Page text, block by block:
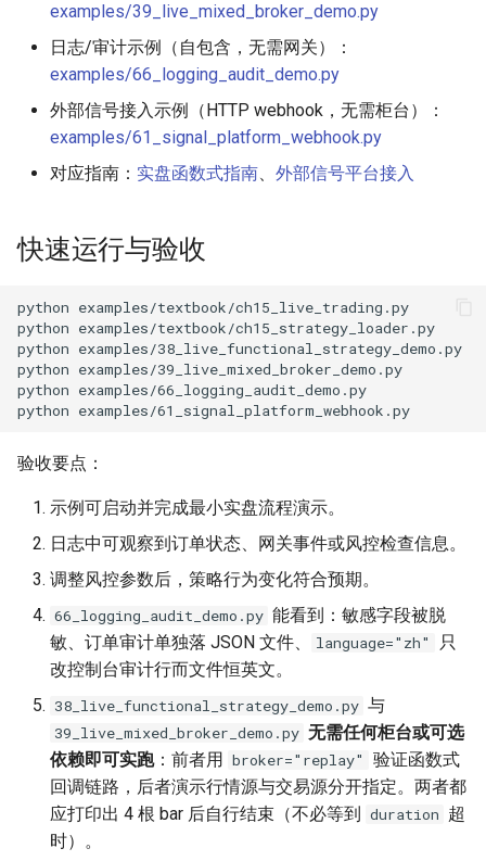
15.4.2 VWAP (Volume
Weighted Average Price)
15.5.1 部署环境
15.5.3 代码示例：启动实盘
15.5.4 热启动与状态持久化
(Warm Start)
15.5.5 动态策略加载
(Strategy Loader)
15.6 高可用架构 (High
15.6.1 主备切换 (Primary-
Backup)
15.6.2 状态持久化
(Persistence)
15.7 低延迟优化 (Low
Latency)
15.8 监控体系 (Monitoring
Stack)
examples/39_live_mixed_broker_demo.py
日志/审计示例（自包含，无需网关）：
examples/66_logging_audit_demo.py
外部信号接入示例（HTTP webhook，无需柜台）：
examples/61_signal_platform_webhook.py
对应指南： 实盘函数式指南、 外部信号平台接入
快速运行与验收
python
python
python
python
python
python
验收要点：
示例可启动并完成最小实盘流程演示。
日志中可观察到订单状态、网关事件或风控检查信息。
调整风控参数后，策略行为变化符合预期。
66_logging_audit_demo.py 能看到：敏感字段被脱
敏、订单审计单独落 JSON 文件、
language="zh"
只
改控制台审计行而文件恒英文。
38_live_functional_strategy_demo.py 与
39_live_mixed_broker_demo.py 无需任何柜台或可选
依赖即可实跑：前者用 broker="replay"
验证函数式
回调链路，后者演示行情源与交易源分开指定。两者都
应打印出 4 根 bar 后自行结束（不必等到 duration 超
时）。